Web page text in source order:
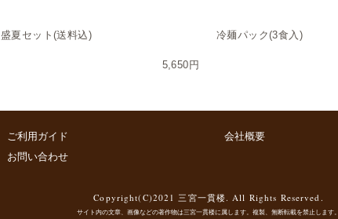
盛夏セット(送料込)
5,650円
冷麺パック(3食入)
ご利用ガイド
お問い合わせ
会社概要
Copyright(C)2021 三宮一貫楼. All Rights Reserved.
サイト内の文章、画像などの著作物は三宮一貫楼に属します。複製、無断転載を禁止します。